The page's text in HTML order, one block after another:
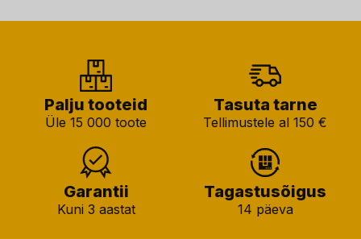
Palju tooteid
Üle 15 000 toote
Tasuta tarne
Tellimustele al 150 €
Garantii
Kuni 3 aastat
Tagastusõigus
14 päeva